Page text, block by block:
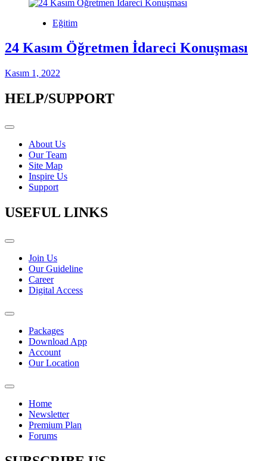
Eğitim
24 Kasım Öğretmen İdareci Konuşması
Kasım 1, 2022
HELP/SUPPORT
About Us
Our Team
Site Map
Inspire Us
Support
USEFUL LINKS
Join Us
Our Guideline
Career
Digital Access
Packages
Download App
Account
Our Location
Home
Newsletter
Premium Plan
Forums